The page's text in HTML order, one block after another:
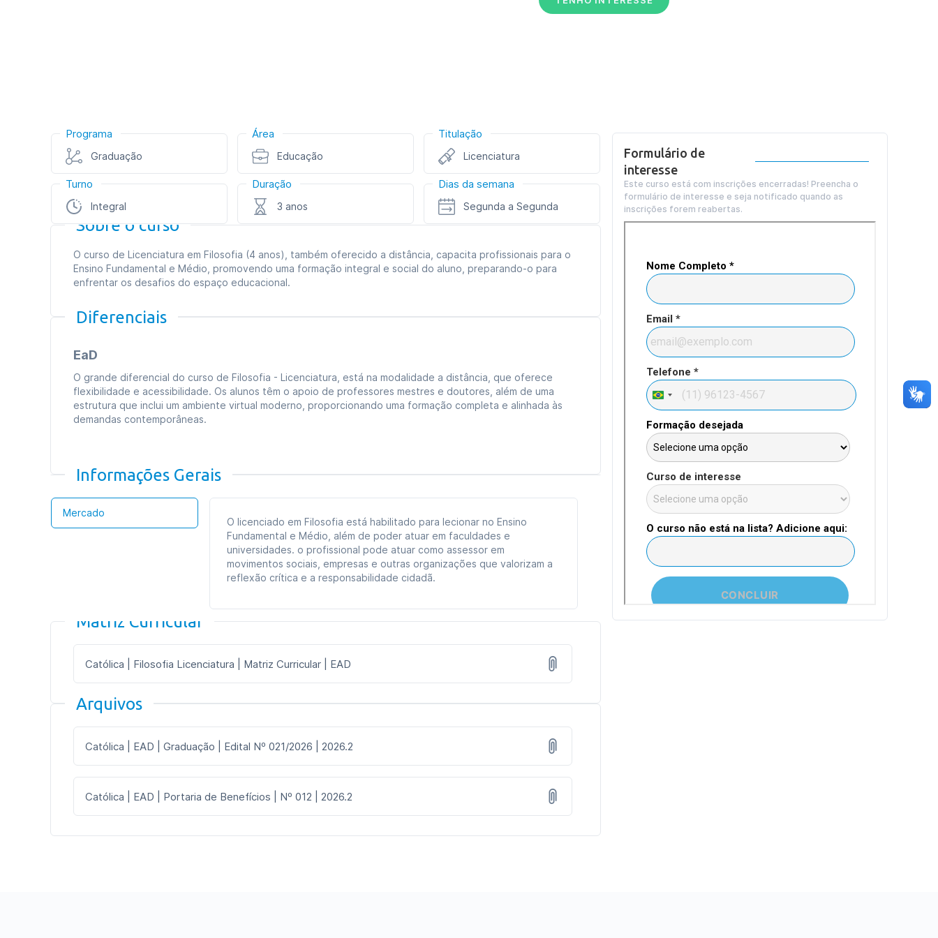
Programa
Graduação
Área
Educação
Titulação
Licenciatura
Turno
Integral
Duração
3 anos
Dias da semana
Segunda a Segunda
Sobre o curso
O curso de Licenciatura em Filosofia (4 anos), também oferecido a distância, capacita profissionais para o
Ensino Fundamental e Médio, promovendo uma formação integral e social do aluno, preparando-o para
enfrentar os desafios do espaço educacional.
Diferenciais
EaD
O grande diferencial do curso de Filosofia - Licenciatura, está na modalidade a distância, que oferece
flexibilidade e acessibilidade. Os alunos têm o apoio de professores mestres e doutores, além de uma
estrutura que inclui um ambiente virtual moderno, proporcionando uma formação completa e alinhada às
demandas contemporâneas.
Informações Gerais
Mercado
O licenciado em Filosofia está habilitado para lecionar no Ensino
Fundamental e Médio, além de poder atuar em faculdades e
universidades. o profissional pode atuar como assessor em
movimentos sociais, empresas e outras organizações que valorizam a
reflexão crítica e a responsabilidade cidadã.
Matriz Curricular
Católica | Filosofia Licenciatura | Matriz Curricular | EAD
Arquivos
Católica | EAD | Graduação | Edital Nº 021/2026 | 2026.2
Católica | EAD | Portaria de Benefícios | Nº 012 | 2026.2
Formulário de
interesse
Este curso está com inscrições encerradas! Preencha o
formulário de interesse e seja notificado quando as
inscrições forem reabertas.